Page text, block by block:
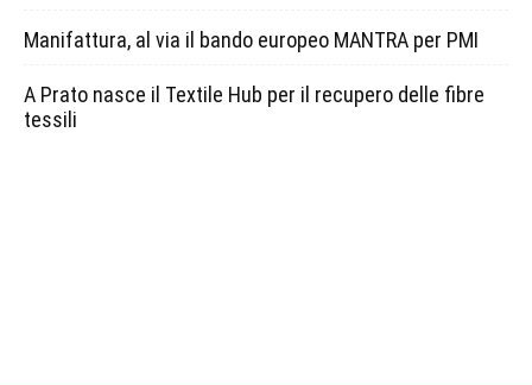
Manifattura, al via il bando europeo MANTRA per PMI
A Prato nasce il Textile Hub per il recupero delle fibre
tessili